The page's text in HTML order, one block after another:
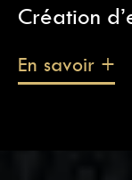
Création
En savoir +